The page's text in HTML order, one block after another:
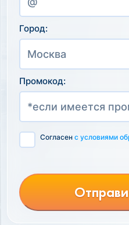
Город:
Промокод:
Согласен с условиями